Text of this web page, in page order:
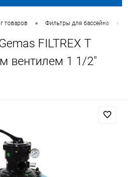
товаров • Фильтры для бассейна •
FILTREX T
вентилем 1 1/2"